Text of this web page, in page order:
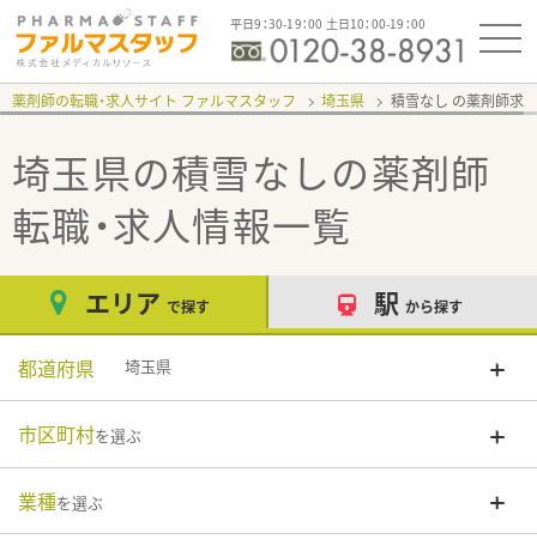
平日9：30-19：00 土日10：00-19：00
薬剤師の転職・求人サイト ファルマスタッフ 埼玉県 積雪なし
埼玉県の積雪なしの薬剤師
転職・求人情報一覧
エリア で探す 駅 から探す
都道府県 埼玉県
市区町村を選ぶ
業種を選ぶ